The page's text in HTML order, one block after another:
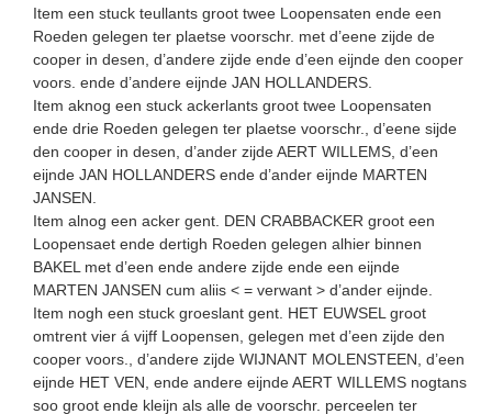
Item een stuck teullants groot twee Loopensaten ende een
Roeden gelegen ter plaetse voorschr. met d’eene zijde de
cooper in desen, d’andere zijde ende d’een eijnde den cooper
voors. ende d’andere eijnde JAN HOLLANDERS.
Item aknog een stuck ackerlants groot twee Loopensaten
ende drie Roeden gelegen ter plaetse voorschr., d’eene sijde
den cooper in desen, d’ander zijde AERT WILLEMS, d’een
eijnde JAN HOLLANDERS ende d’ander eijnde MARTEN
JANSEN.
Item alnog een acker gent. DEN CRABBACKER groot een
Loopensaet ende dertigh Roeden gelegen alhier binnen
BAKEL met d’een ende andere zijde ende een eijnde
MARTEN JANSEN cum aliis < = verwant > d’ander eijnde.
Item nogh een stuck groeslant gent. HET EUWSEL groot
omtrent vier á vijff Loopensen, gelegen met d’een zijde den
cooper voors., d’andere zijde WIJNANT MOLENSTEEN, d’een
eijnde HET VEN, ende andere eijnde AERT WILLEMS nogtans
soo groot ende kleijn als alle de voorschr. perceelen ter